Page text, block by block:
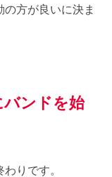
方が良いに決ま
ンドを始
りです。